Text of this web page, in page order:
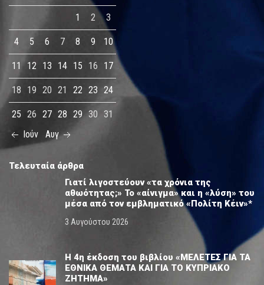
1 2 3
4 5 6 7 8 9 10
11 12 13 14 15 16 17
18 19 20 21 22 23 24
25 26 27 28 29 30 31
Ιούν
Αυγ
Τελευταία άρθρα
Γιατί λιγοστεύουν «τα χρόνια της
αθωότητας;» Το «αίνιγμα» και η «λύση» του
μέσα από τον εμβληματικό «Πολίτη Κέιν»*
3 Αυγούστου 2026
Η 4η έκδοση του βιβλίου «ΜΕΛΕΤΕΣ ΓΙΑ ΤΑ
ΕΘΝΙΚΑ ΘΕΜΑΤΑ ΚΑΙ ΓΙΑ ΤΟ ΚΥΠΡΙΑΚΟ
ΖΗΤΗΜΑ»